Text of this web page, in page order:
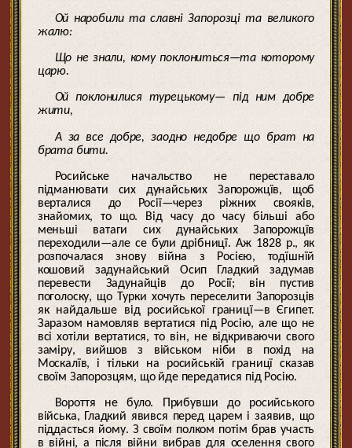
Ой наробили та славні Запорозці та великого
жалю:
Що не знали, кому поклониться—та которому
царю.
Ой поклонилися турецькому— під ним добре
жити,
А за все добре, заодно недобре що брат на
брата бити.
Росийське начальство не переставало
підманювати сих дунайських Запорожцїв, щоб
верталися до Росії—через ріжних свояків,
знайомих, то що. Від часу до часу більші або
меньші ватаги сих дунайських Запорожцїв
переходили—але се були дрібницї. Аж 1828 р., як
розпочалася знову війна з Росією, тодїшнїй
кошовий задунайський Осип Гладкий задумав
перевести Задунайців до Росії; він пустив
поголоску, що Турки хочуть переселити Запорозців
як найдальше від росийської границї—в Єгипет.
Заразом намовляв вертатися під Росію, але що не
всі хотіли вертатися, то він, не відкриваючи свого
заміру, вийшов з військом ніби в похід на
Москалїв, і тільки на росийській границї сказав
своїм Запорозцям, що йде передатися під Росію.
Вороття не було. Прибувши до росийського
війська, Гладкий явився перед царем і заявив, що
піддасться йому. З своїм полком потім брав участь
в війні, а після війни вибрав для оселення свого